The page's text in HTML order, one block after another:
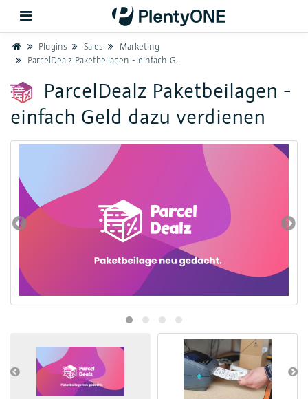
Zurück
Support
Einrichtung
Hardware
HomePlugins Sales
Marketing
ParcelDealz Paketbeilagen - einfach Geld dazu verdienen
ParcelDealz Paketbeilagen -
einfach Geld dazu verdienen